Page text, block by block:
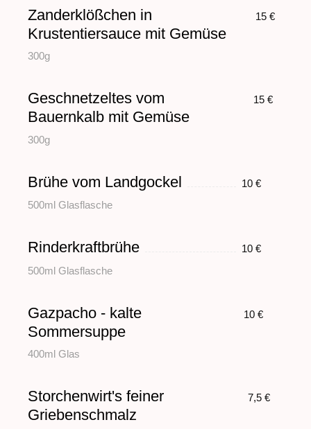
Zanderklößchen in
Krustentiersauce mit Gemüse
15 €
300g
Geschnetzeltes vom
Bauernkalb mit Gemüse
15 €
300g
Brühe vom Landgockel
10 €
500ml Glasflasche
Rinderkraftbrühe
10 €
500ml Glasflasche
Gazpacho - kalte
Sommersuppe
10 €
400ml Glas
Storchenwirt's feiner
Griebenschmalz
7,5 €